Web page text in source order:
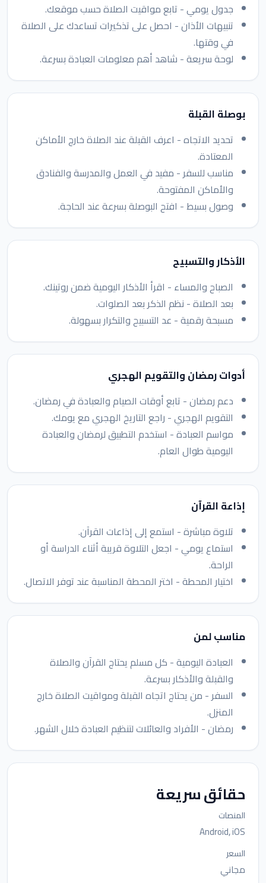
جدول يومي - تابع مواقيت الصلاة حسب موقعك.
تنبيهات الأذان - احصل على تذكيرات تساعدك على الصلاة
في وقتها.
لوحة سريعة - شاهد أهم معلومات العبادة بسرعة.
بوصلة القبلة
تحديد الاتجاه - اعرف القبلة عند الصلاة خارج الأماكن
المعتادة.
مناسب للسفر - مفيد في العمل والمدرسة والفنادق
والأماكن المفتوحة.
وصول بسيط - افتح البوصلة بسرعة عند الحاجة.
الأذكار والتسبيح
الصباح والمساء - اقرأ الأذكار اليومية ضمن روتينك.
بعد الصلاة - نظم الذكر بعد الصلوات.
مسبحة رقمية - عد التسبيح والتكرار بسهولة.
أدوات رمضان والتقويم الهجري
دعم رمضان - تابع أوقات الصيام والعبادة في رمضان.
التقويم الهجري - راجع التاريخ الهجري مع يومك.
مواسم العبادة - استخدم التطبيق لرمضان والعبادة
اليومية طوال العام.
إذاعة القرآن
تلاوة مباشرة - استمع إلى إذاعات القرآن.
استماع يومي - اجعل التلاوة قريبة أثناء الدراسة أو
الراحة.
اختيار المحطة - اختر المحطة المناسبة عند توفر الاتصال.
مناسب لمن
العبادة اليومية - كل مسلم يحتاج القرآن والصلاة
والقبلة والأذكار بسرعة.
السفر - من يحتاج اتجاه القبلة ومواقيت الصلاة خارج
المنزل.
رمضان - الأفراد والعائلات لتنظيم العبادة خلال الشهر.
حقائق سريعة
المنصات
Android, iOS
السعر
مجاني